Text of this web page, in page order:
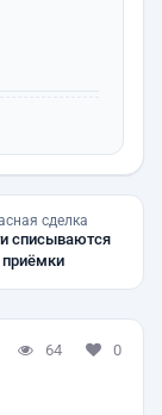
сделка
списываются
приёмки
64 0